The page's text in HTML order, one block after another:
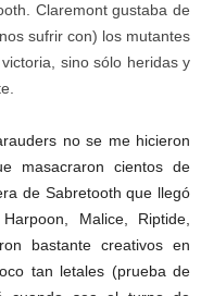
Claremont gustaba de
sufrir con) los mutantes
sino sólo heridas y
no se me hicieron
masacraron cientos de
de Sabretooth que llegó
Malice, Riptide,
bastante creativos en
tan letales (prueba de